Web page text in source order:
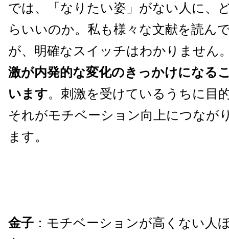
では、「なりたい姿」がない人に、
らいいのか。私も様々な文献を読ん
が、明確なスイッチはわかりません
激が内発的な変化のきっかけになる
います。刺激を受けているうちに目
それがモチベーション向上につなが
ます。
金子 ：モチベーションが高くない人